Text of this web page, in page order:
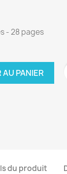
- 28 pages
PANIER
du produit